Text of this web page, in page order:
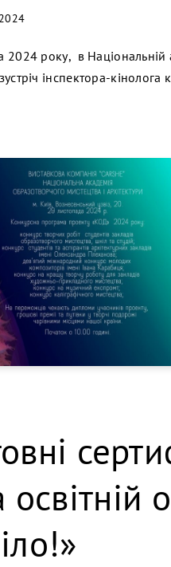
2024 року, в Національній
інспектора-кінолога